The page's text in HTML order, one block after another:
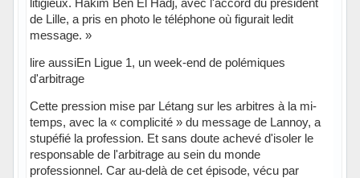
de Lille, a pris en photo le téléphone où figurait ledit
message. »
lire aussiEn Ligue 1, un week-end de polémiques
d'arbitrage
Cette pression mise par Létang sur les arbitres à la mi-
temps, avec la « complicité » du message de Lannoy, a
stupéfié la profession. Et sans doute achevé d'isoler le
responsable de l'arbitrage au sein du monde
professionnel. Car au-delà de cet épisode, vécu par